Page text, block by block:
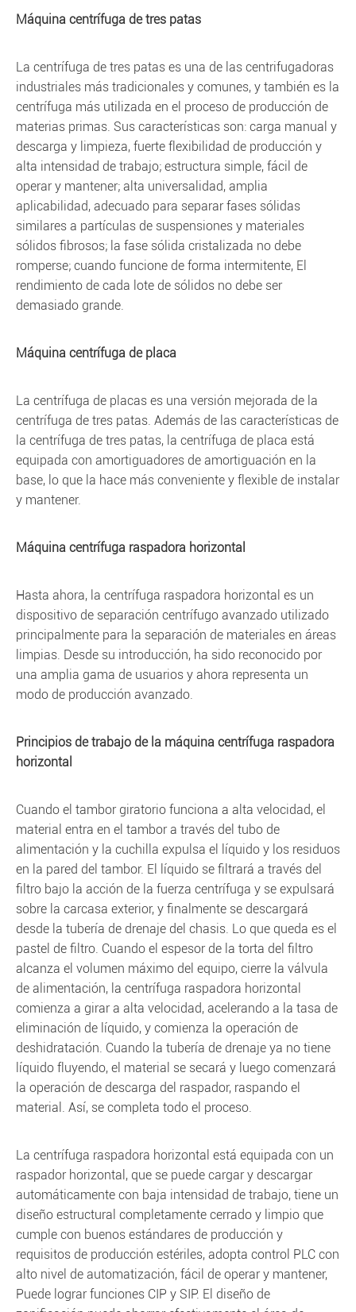
Máquina centrífuga de tres patas
La centrífuga de tres patas es una de las centrifugadoras
industriales más tradicionales y comunes, y también es la
centrífuga más utilizada en el proceso de producción de
materias primas. Sus características son: carga manual y
descarga y limpieza, fuerte flexibilidad de producción y
alta intensidad de trabajo; estructura simple, fácil de
operar y mantener; alta universalidad, amplia
aplicabilidad, adecuado para separar fases sólidas
similares a partículas de suspensiones y materiales
sólidos fibrosos; la fase sólida cristalizada no debe
romperse; cuando funcione de forma intermitente, El
rendimiento de cada lote de sólidos no debe ser
demasiado grande.
Máquina centrífuga de placa
La centrífuga de placas es una versión mejorada de la
centrífuga de tres patas. Además de las características de
la centrífuga de tres patas, la centrífuga de placa está
equipada con amortiguadores de amortiguación en la
base, lo que la hace más conveniente y flexible de instalar
y mantener.
Máquina centrífuga raspadora horizontal
Hasta ahora, la centrífuga raspadora horizontal es un
dispositivo de separación centrífugo avanzado utilizado
principalmente para la separación de materiales en áreas
limpias. Desde su introducción, ha sido reconocido por
una amplia gama de usuarios y ahora representa un
modo de producción avanzado.
Principios de trabajo de la máquina centrífuga raspadora
horizontal
Cuando el tambor giratorio funciona a alta velocidad, el
material entra en el tambor a través del tubo de
alimentación y la cuchilla expulsa el líquido y los residuos
en la pared del tambor. El líquido se filtrará a través del
filtro bajo la acción de la fuerza centrífuga y se expulsará
sobre la carcasa exterior, y finalmente se descargará
desde la tubería de drenaje del chasis. Lo que queda es el
pastel de filtro. Cuando el espesor de la torta del filtro
alcanza el volumen máximo del equipo, cierre la válvula
de alimentación, la centrífuga raspadora horizontal
comienza a girar a alta velocidad, acelerando a la tasa de
eliminación de líquido, y comienza la operación de
deshidratación. Cuando la tubería de drenaje ya no tiene
líquido fluyendo, el material se secará y luego comenzará
la operación de descarga del raspador, raspando el
material. Así, se completa todo el proceso.
La centrífuga raspadora horizontal está equipada con un
raspador horizontal, que se puede cargar y descargar
automáticamente con baja intensidad de trabajo, tiene un
diseño estructural completamente cerrado y limpio que
cumple con buenos estándares de producción y
requisitos de producción estériles, adopta control PLC con
alto nivel de automatización, fácil de operar y mantener,
Puede lograr funciones CIP y SIP. El diseño de